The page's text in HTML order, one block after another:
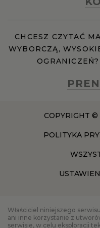
CHCESZ CZYTAĆ
WYBORCZĄ,
COPYRIGHT ©
POLITYKA
Właściciel niniejszego
ani inne korzystanie z
serwisie, w celu eksploracji